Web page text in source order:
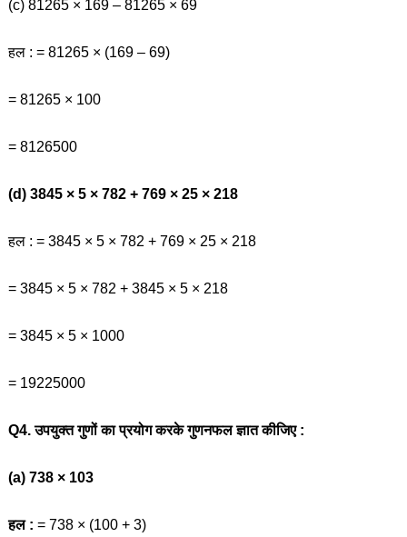
(c) 81265 × 169 – 81265 × 69
हल : = 81265 × (169 – 69)
= 81265 × 100
= 8126500
(d) 3845 × 5 × 782 + 769 × 25 × 218
हल : = 3845 × 5 × 782 + 769 × 25 × 218
= 3845 × 5 × 782 + 3845 × 5 × 218
= 3845 × 5 × 1000
= 19225000
Q4. उपयुक्त गुणों का प्रयोग करके गुणनफल ज्ञात कीजिए :
(a) 738 × 103
हल : = 738 × (100 + 3)